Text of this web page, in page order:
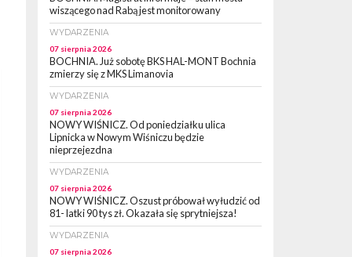
wiszącego nad Rabą jest monitorowany
WYDARZENIA
07 sierpnia 2026
BOCHNIA. Już sobotę BKS HAL-MONT Bochnia
zmierzy się z MKS Limanovia
WYDARZENIA
07 sierpnia 2026
NOWY WIŚNICZ. Od poniedziałku ulica
Lipnicka w Nowym Wiśniczu będzie
nieprzejezdna
WYDARZENIA
07 sierpnia 2026
NOWY WIŚNICZ. Oszust próbował wyłudzić od
81- latki 90 tys zł. Okazała się sprytniejsza!
WYDARZENIA
07 sierpnia 2026